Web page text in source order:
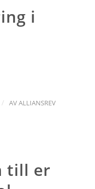
i
/ AVALLIANSREV
till er